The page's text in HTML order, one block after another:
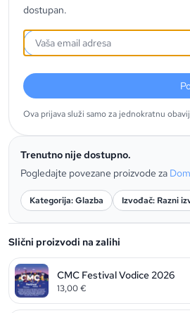
dostupan.
Ova prijava služi samo za jednokratnu
Trenutno nije dostupno.
Pogledajte povezane proizvode za
Kategorija: Glazba Izvođač: Razni
Slični proizvodi na zalihi
CMC Festival Vodice 2026
13,00€